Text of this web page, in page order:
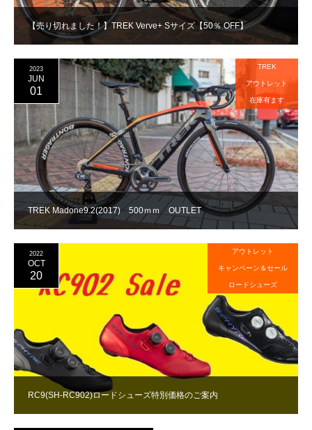
【売り切れました！】TREK Verve+ Sサイズ【50％ OFF】
TREK Madone9.2(2017) 500ｍｍ OUTLET
2023
JUN
01
TREK
アウトレット
在庫有ます
RC9(SH-RC902)ロードシューズ特別価格のご案内
2022
OCT
20
アウトレット
キャンペーン＆セール
ロードシューズ